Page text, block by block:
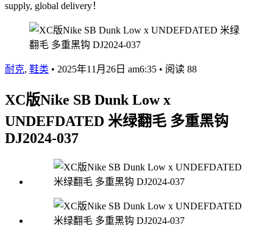
supply, global delivery！
耐克, 鞋类 • 2025年11月26日 am6:35 • 阅读 88
XC版Nike SB Dunk Low x
UNDEFDATED 米绿翻毛 多重黑钩
DJ2024-037